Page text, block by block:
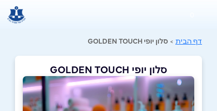
דף הבית > סלון יופי GOLDEN TOUCH
סלון יופי GOLDEN TOUCH